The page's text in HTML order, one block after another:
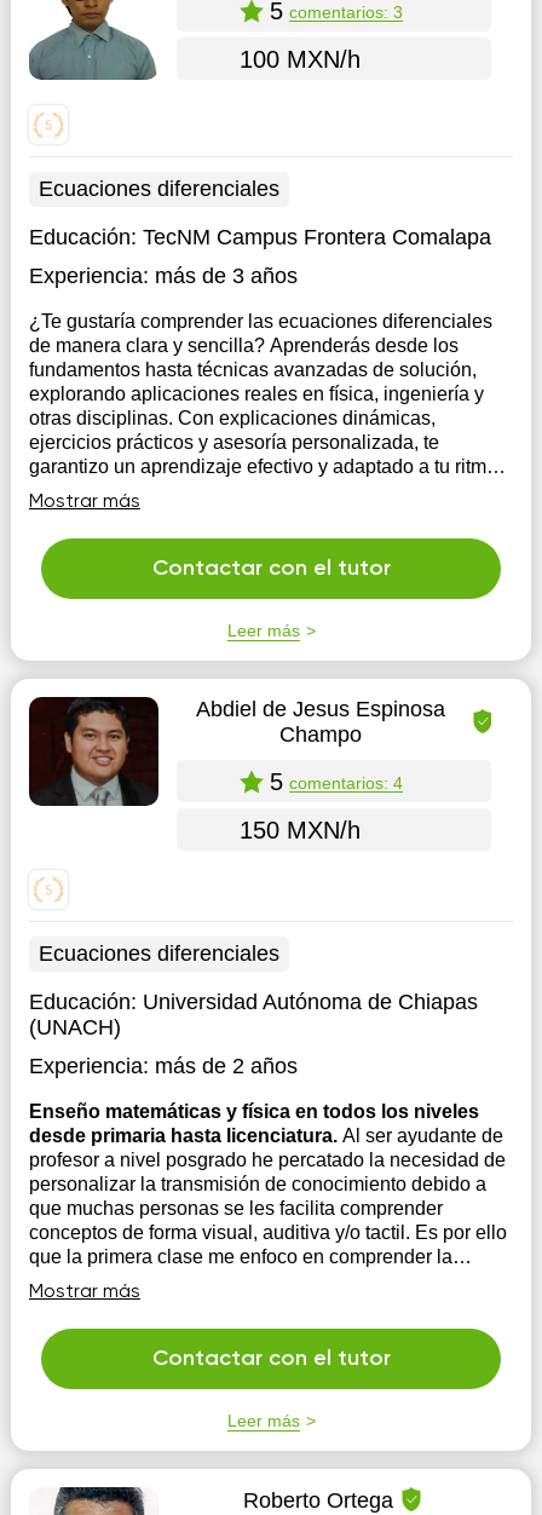
5 comentarios: 3
100 MXN/h
Ecuaciones diferenciales
Educación: TecNM Campus Frontera Comalapa
Experiencia: más de 3 años
¿Te gustaría comprender las ecuaciones diferenciales
de manera clara y sencilla? Aprenderás desde los
fundamentos hasta técnicas avanzadas de solución,
explorando aplicaciones reales en física, ingeniería y
otras disciplinas. Con explicaciones dinámicas,
ejercicios prácticos y asesoría personalizada, te
garantizo un aprendizaje efectivo y adaptado a tu ritmo.
No importa si eres estudiante, profesional o
simplemente quieres fortalecer tu conocimiento
matemático. 🚀
Mostrar más
Contactar con el tutor
Leer más
Abdiel de Jesus Espinosa
Champo
5 comentarios: 4
150 MXN/h
Ecuaciones diferenciales
Educación: Universidad Autónoma de Chiapas
(UNACH)
Experiencia: más de 2 años
Enseño matemáticas y física en todos los niveles
desde primaria hasta licenciatura. Al ser ayudante de
profesor a nivel posgrado he percatado la necesidad de
personalizar la transmisión de conocimiento debido a
que muchas personas se les facilita comprender
conceptos de forma visual, auditiva y/o tactil. Es por ello
que la primera clase me enfoco en comprender la
manera en la que a...
Mostrar más
Contactar con el tutor
Leer más
Roberto Ortega